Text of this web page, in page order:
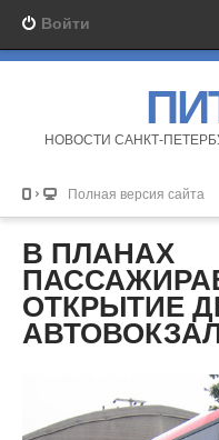
Войти
НОВОСТИ САНКТ-
Полная версия сайта
В ПЛАНАХ
ОТКРЫТИЕ